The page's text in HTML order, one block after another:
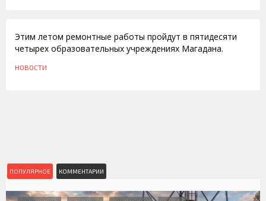
Этим летом ремонтные работы пройдут в пятидесяти
четырех образовательных учреждениях Магадана.
НОВОСТИ
ПОПУЛЯРНОЕ КОММЕНТАРИИ